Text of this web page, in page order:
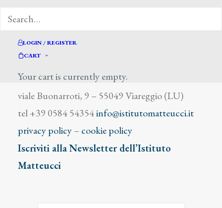
LOGIN / REGISTER
CART
Your cart is currently empty.
Istituto Matteucci
viale Buonarroti, 9 – 55049 Viareggio (LU)
tel +39 0584 54354info@istitutomatteucci.it
privacy policy– cookie policy
Iscriviti alla Newsletter dell’Istituto
Matteucci